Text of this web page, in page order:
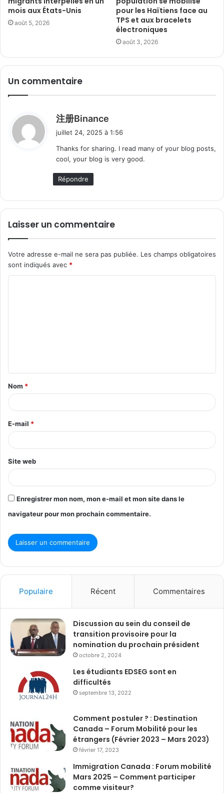
mois aux États-Unis
août 5, 2026
pour les Haïtiens face au
TPS et aux bracelets
électroniques
août 3, 2026
Un commentaire
注册Binance
juillet 24, 2025 à 1:56
Thanks for sharing. I read many of your blog posts,
cool, your blog is very good.
Répondre
Laisser un commentaire
Votre adresse e-mail ne sera pas publiée. Les champs obligatoires
sont indiqués avec *
t
a
i
e
*
Nom *
E-mail *
Site web
Enregistrer mon nom, mon e-mail et mon site dans le
navigateur pour mon prochain commentaire.
Populaire Récent Commentaires
Discussion au sein du conseil de
transition provisoire pour la
nomination du prochain président
octobre 2, 2024
Les étudiants EDSEG sont en
difficultés
septembre 13, 2022
Comment postuler ? : Destination
Canada – Forum Mobilité pour les
étrangers (Février 2023 – Mars 2023)
février 17, 2023
Immigration Canada : Forum mobilité
Mars 2025 – Comment participer
comme visiteur?